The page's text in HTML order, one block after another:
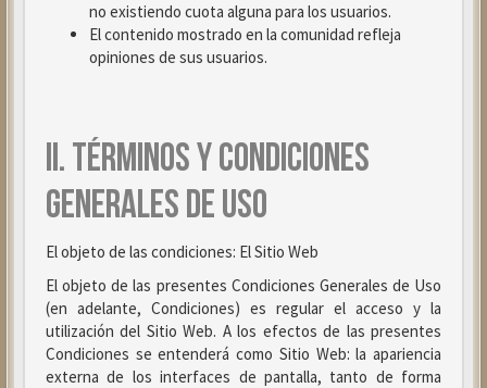
no existiendo cuota alguna para los usuarios.
El contenido mostrado en la comunidad refleja
opiniones de sus usuarios.
II. TÉRMINOS Y CONDICIONES
GENERALES DE USO
El objeto de las condiciones: El Sitio Web
El objeto de las presentes Condiciones Generales de Uso
(en adelante, Condiciones) es regular el acceso y la
utilización del Sitio Web. A los efectos de las presentes
Condiciones se entenderá como Sitio Web: la apariencia
externa de los interfaces de pantalla, tanto de forma